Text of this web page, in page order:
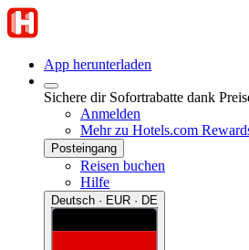
App herunterladen
Sichere dir Sofortrabatte dank
Anmelden
Mehr zu Hotels.com
Posteingang
Reisen buchen
Hilfe
Deutsch · EUR · DE